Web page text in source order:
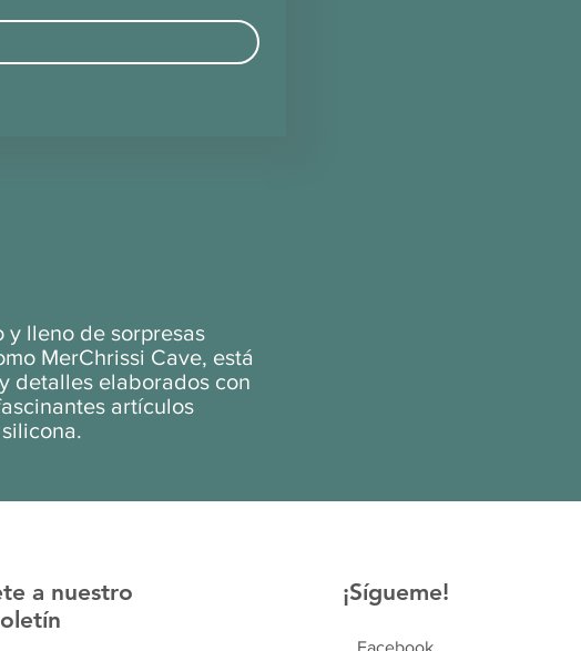
y lleno de sorpresas
MerChrissi Cave, está
detalles elaborados con
artículos
a nuestro
¡Sígueme!
Facebook